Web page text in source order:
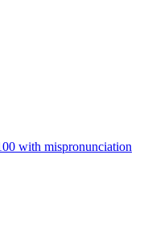
with mispronunciation